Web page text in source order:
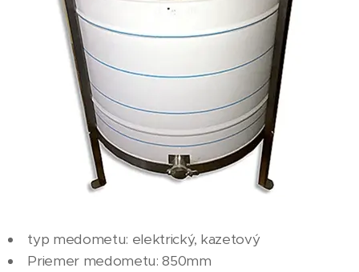
typ medometu: elektrický, kazetový
Priemer medometu: 850mm